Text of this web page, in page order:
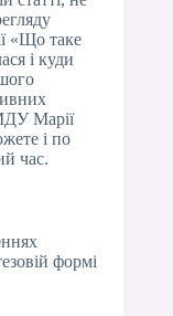
«Що таке
і куди
Марії
і по
час.
формі